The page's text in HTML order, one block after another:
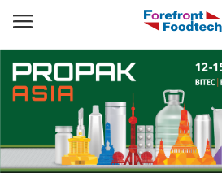
หน้าแรก
ประเภทสินค้า
BANDING
BLANCHING
ยี่ห้อสินค้า
BANDALL
ข่าว